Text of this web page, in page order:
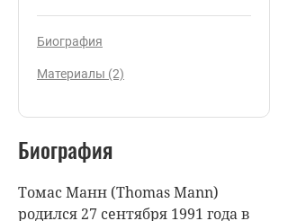
Биография
Материалы (2)
Биография
Томас Манн (Thomas Mann)
родился 27 сентября 1991 года в